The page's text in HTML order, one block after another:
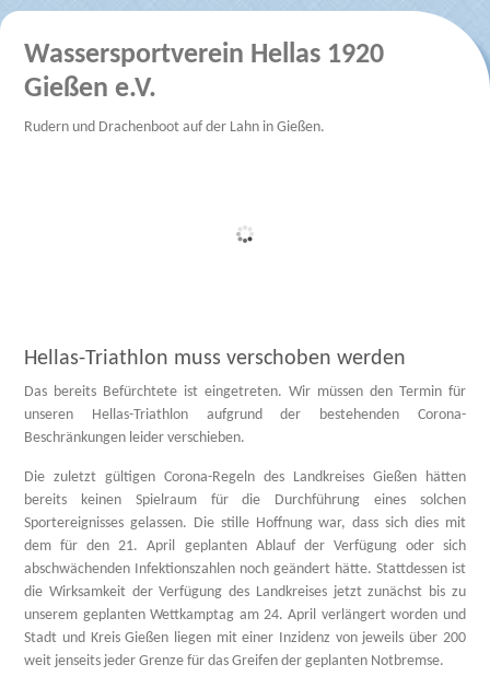
Wassersportverein Hellas 1920
Gießen e.V.
Rudern und Drachenboot auf der Lahn in Gießen.
Hellas-Triathlon muss verschoben werden
Das bereits Befürchtete ist eingetreten. Wir müssen den Termin für
unseren Hellas-Triathlon aufgrund der bestehenden Corona-
Beschränkungen leider verschieben.
Die zuletzt gültigen Corona-Regeln des Landkreises Gießen hätten
bereits keinen Spielraum für die Durchführung eines solchen
Sportereignisses gelassen. Die stille Hoffnung war, dass sich dies mit
dem für den 21. April geplanten Ablauf der Verfügung oder sich
abschwächenden Infektionszahlen noch geändert hätte. Stattdessen ist
die Wirksamkeit der Verfügung des Landkreises jetzt zunächst bis zu
unserem geplanten Wettkamptag am 24. April verlängert worden und
Stadt und Kreis Gießen liegen mit einer Inzidenz von jeweils über 200
weit jenseits jeder Grenze für das Greifen der geplanten Notbremse.